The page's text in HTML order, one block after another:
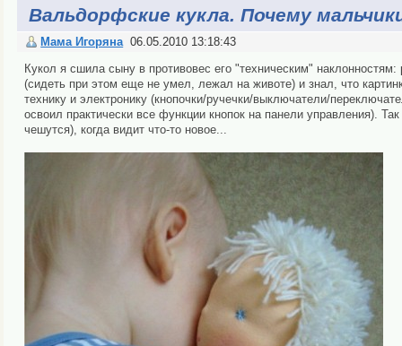
Вальдорфские кукла. Почему
Мама Игоряна 06.05.2010 13:18:43
Кукол я сшила сыну в противовес его "техническим"
(сидеть при этом еще не умел, лежал на животе) и знал, что
технику и электронику (кнопочки/ручечки/выключатели/
освоил практически все функции кнопок на панели управления).
чешутся), когда видит что-то новое...